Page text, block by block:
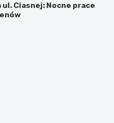
Ciasnej: Nocne prace